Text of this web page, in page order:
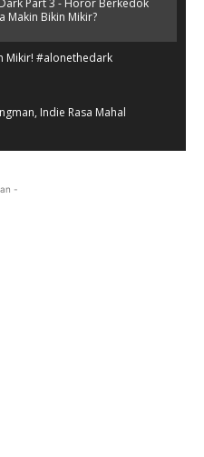
Part 3 - Horor Berkedok
Makin Bikin Mikir?
Mikir! #alonethedark
Indie Rasa Mahal
-